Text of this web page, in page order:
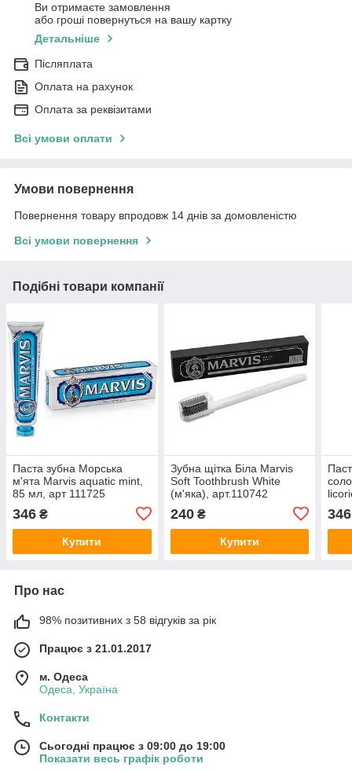
Ви отримаєте замовлення
або гроші повернуться на вашу картку
Детальніше
Післяплата
Оплата на рахунок
Оплата за реквізитами
Всі умови оплати
Умови повернення
Повернення товару впродовж 14 днів за домовленістю
Всі умови повернення
Подібні товари компанії
Паста зубна Морська
м'ята Marvis aquatic mint,
85 мл, арт 111725
346 ₴
Купити
Зубна щітка Біла Marvis
Soft Toothbrush White
(м'яка), арт.110742
240₴
Купити
346
Про нас
98% позитивних з 58 відгуків за рік
Працює з 21.01.2017
м. Одеса
Одеса, Україна
Контакти
Сьогодні працює з 09:00 до 19:00
Показати весь графік роботи